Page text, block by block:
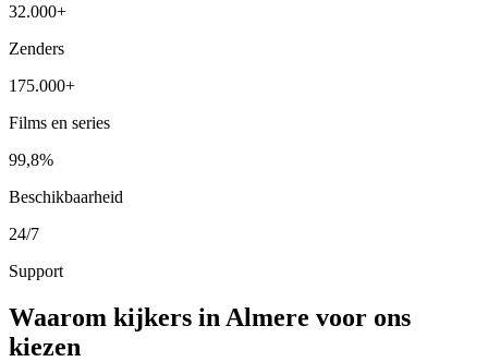
32.000+
Zenders
175.000+
Films en series
99,8%
Beschikbaarheid
24/7
Support
Waarom kijkers in Almere voor ons
kiezen